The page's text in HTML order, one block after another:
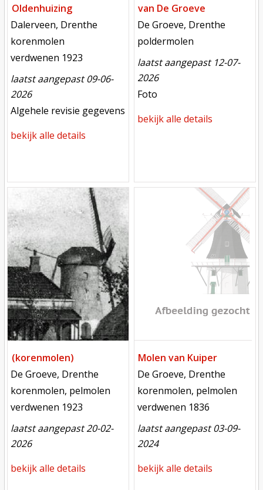
Oldenhuizing
locatie
Dalerveen, Drenthe
functie
korenmolen
verdwenen
verdwenen 1923
laatst aangepast 09-06-
2026
meest recente aanpassing
Algehele revisie gegevens
bekijk alle details
van De Groeve
locatie
De Groeve, Drenthe
functie
poldermolen
laatst aangepast 12-07-
2026
meest recente aanpassing
Foto
bekijk alle details
Mill
(korenmolen)
locatie
De Groeve, Drenthe
functie
korenmolen, pelmolen
verdwenen
verdwenen 1923
laatst aangepast 20-02-
2026
bekijk alle details
Molen van Kuiper
locatie
De Groeve, Drenthe
functie
korenmolen, pelmolen
verdwenen
verdwenen 1836
laatst aangepast 03-09-
2024
bekijk alle details